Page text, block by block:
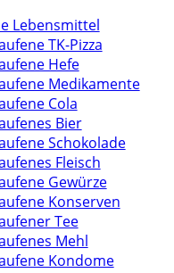
Lebensmittel
TK-Pizza
Hefe
Medikamente
Cola
Bier
Schokolade
Fleisch
Gewürze
Konserven
Tee
Mehl
Kondome